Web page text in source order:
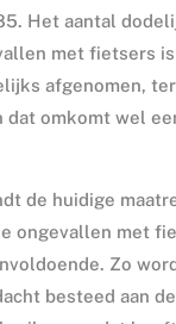
Het aantal
met fietsers
afgenomen,
dat omkomt wel
de huidige
ongevallen met
Zo
besteed aan